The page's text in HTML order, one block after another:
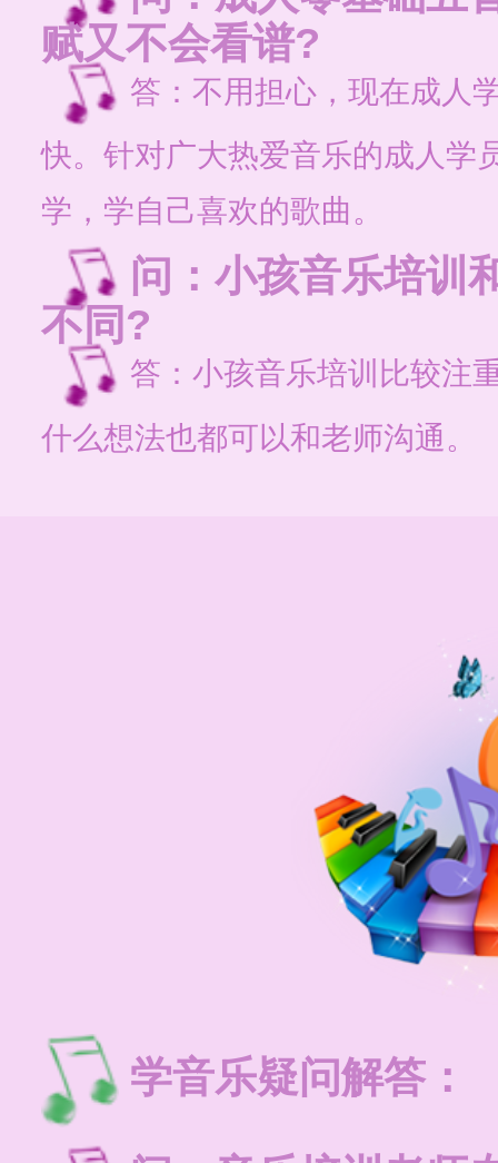
赋又不会看谱?
答：不用担心，现在成人
快。针对广大热爱音乐的成人学
学，学自己喜欢的歌曲。
问：小孩音乐培训
不同?
答：小孩音乐培训比较注
什么想法也都可以和老师沟通。
学音乐疑问解答：